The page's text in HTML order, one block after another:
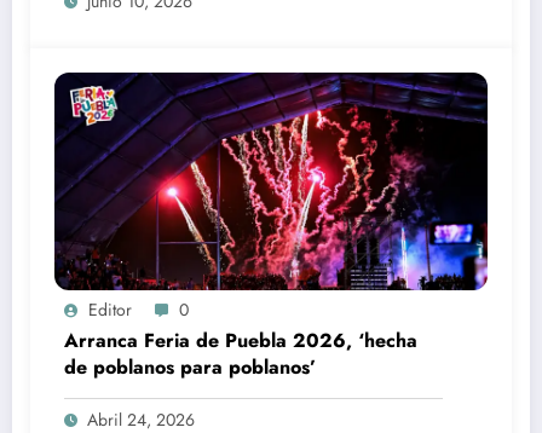
Editor 0
Arranca Feria de Puebla 2026, ‘hecha
de poblanos para poblanos’
Abril 24, 2026